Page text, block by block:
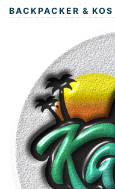
BACKPACKER & KOS